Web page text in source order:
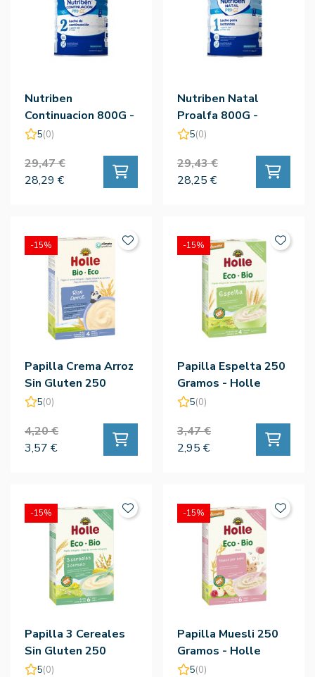
Nutriben
Continuacion 800G -
Nutriben
5(0)
29,47 €
28,29 €
Nutriben Natal
Proalfa 800G -
Nutriben
5(0)
29,43 €
28,25 €
Papilla Crema Arroz
Sin Gluten 250
Gramos - Holle
5(0)
4,20 €
3,57 €
-15%
Papilla Espelta 250
Gramos - Holle
5(0)
3,47 €
2,95 €
-15%
Papilla 3 Cereales
Sin Gluten 250
Gramos - Holle
5(0)
-15%
Papilla Muesli 250
Gramos - Holle
5(0)
-15%